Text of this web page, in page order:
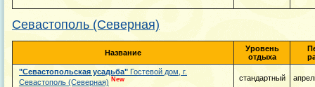
Севастополь (Северная)
Название
Уровень
отдыха
"Севастопольская усадьба" Гостевой дом, г.
Севастополь (Северная) New стандартный